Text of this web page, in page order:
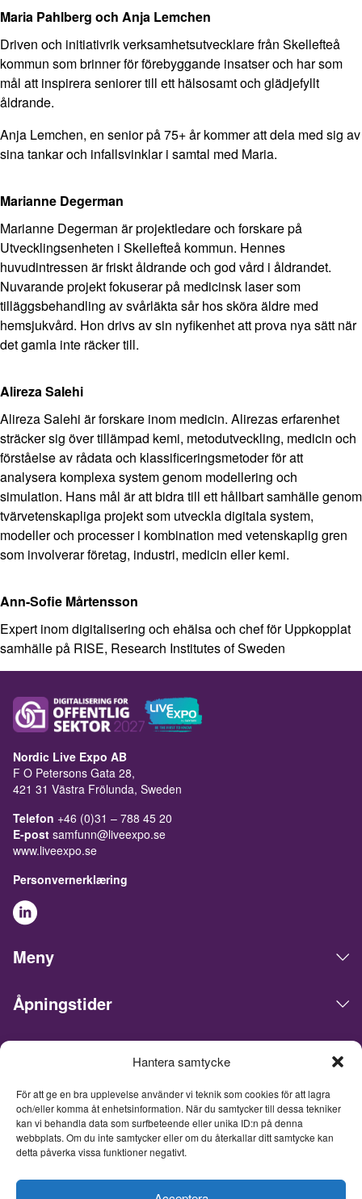
Hantera samtycke
För att ge en bra upplevelse använder vi teknik som cookies för att lagra
och/eller komma åt enhetsinformation. När du samtycker till dessa tekniker
kan vi behandla data som surfbeteende eller unika ID:n på denna
webbplats. Om du inte samtycker eller om du återkallar ditt samtycke kan
detta påverka vissa funktioner negativt.
Maria Pahlberg och Anja Lemchen
Driven och initiativrik verksamhetsutvecklare från Skellefteå
kommun som brinner för förebyggande insatser och har som
mål att inspirera seniorer till ett hälsosamt och glädjefyllt
åldrande.
Anja Lemchen, en senior på 75+ år kommer att dela med sig av
sina tankar och infallsvinklar i samtal med Maria.
Marianne Degerman
Marianne Degerman är projektledare och forskare på
Utvecklingsenheten i Skellefteå kommun. Hennes
huvudintressen är friskt åldrande och god vård i åldrandet.
Nuvarande projekt fokuserar på medicinsk laser som
tilläggsbehandling av svårläkta sår hos sköra äldre med
hemsjukvård. Hon drivs av sin nyfikenhet att prova nya sätt när
det gamla inte räcker till.
Alireza Salehi
Alireza Salehi är forskare inom medicin. Alirezas erfarenhet
sträcker sig över tillämpad kemi, metodutveckling, medicin och
förståelse av rådata och klassificeringsmetoder för att
analysera komplexa system genom modellering och
simulation. Hans mål är att bidra till ett hållbart samhälle genom
tvärvetenskapliga projekt som utveckla digitala system,
modeller och processer i kombination med vetenskaplig gren
som involverar företag, industri, medicin eller kemi.
Ann-Sofie Mårtensson
Expert inom digitalisering och ehälsa och chef för Uppkopplat
samhälle på RISE, Research Institutes of Sweden
Nordic Live Expo AB
F O Petersons Gata 28,
421 31 Västra Frölunda, Sweden
Telefon +46 (0)31 – 788 45 20
E-post samfunn@liveexpo.se
www.liveexpo.se
Personvernerklæring
Meny
Åpningstider
Live Expo arrangerer messer, møter, konferanser og events i
det skandinaviske markedet. Hovedkontoret ligger i Göteborg.
Vi matcher mennesker og bedrifter for å gjøre forretninger,
nettverke og inspirere hverandre. Live Expo er startet av
Sveriges mest erfarne entreprenører innen messer og events,
som har lansert over hundre nye messer, hvorav flere i dag er
ledende innen sine respektive bransjer. Med et fullpakket
tar messemediets til et helt nytt nivå. Fra og med 26. juni 2026